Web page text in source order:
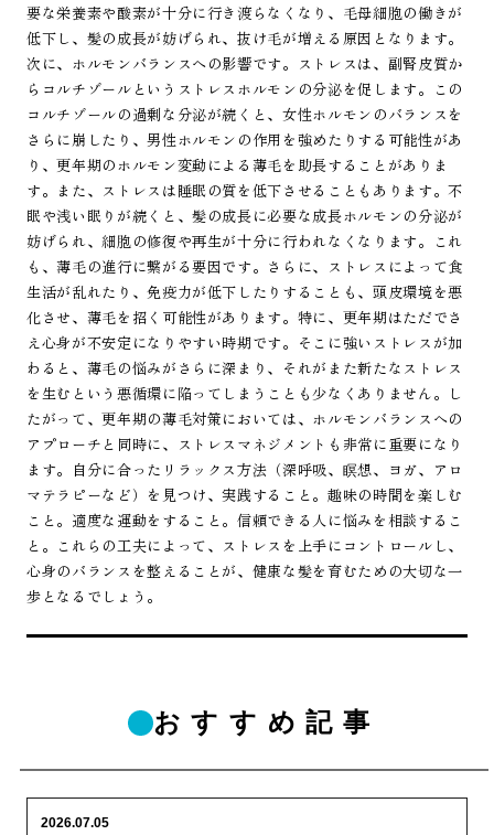
要な栄養素や酸素が十分に行き渡らなくなり、毛母細胞の働きが
低下し、髪の成長が妨げられ、抜け毛が増える原因となります。
次に、ホルモンバランスへの影響です。ストレスは、副腎皮質か
らコルチゾールというストレスホルモンの分泌を促します。この
コルチゾールの過剰な分泌が続くと、女性ホルモンのバランスを
さらに崩したり、男性ホルモンの作用を強めたりする可能性があ
り、更年期のホルモン変動による薄毛を助長することがありま
す。また、ストレスは睡眠の質を低下させることもあります。不
眠や浅い眠りが続くと、髪の成長に必要な成長ホルモンの分泌が
妨げられ、細胞の修復や再生が十分に行われなくなります。これ
も、薄毛の進行に繋がる要因です。さらに、ストレスによって食
生活が乱れたり、免疫力が低下したりすることも、頭皮環境を悪
化させ、薄毛を招く可能性があります。特に、更年期はただでさ
え心身が不安定になりやすい時期です。そこに強いストレスが加
わると、薄毛の悩みがさらに深まり、それがまた新たなストレス
を生むという悪循環に陥ってしまうことも少なくありません。し
たがって、更年期の薄毛対策においては、ホルモンバランスへの
アプローチと同時に、ストレスマネジメントも非常に重要になり
ます。自分に合ったリラックス方法（深呼吸、瞑想、ヨガ、アロ
マテラピーなど）を見つけ、実践すること。趣味の時間を楽しむ
こと。適度な運動をすること。信頼できる人に悩みを相談するこ
と。これらの工夫によって、ストレスを上手にコントロールし、
心身のバランスを整えることが、健康な髪を育むための大切な一
歩となるでしょう。
おすすめ記事
2026.07.05